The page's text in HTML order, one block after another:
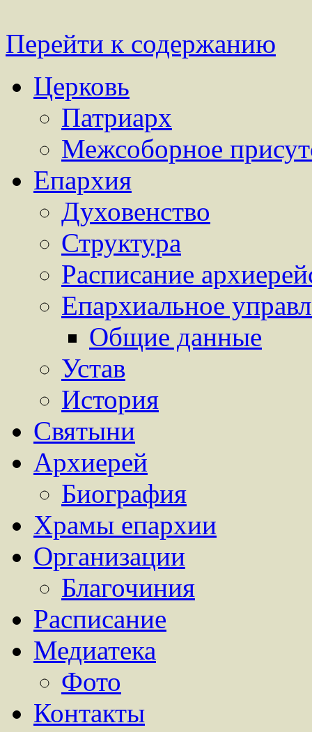
Перейти к содержанию
Церковь
Патриарх
Межсоборное
Епархия
Духовенство
Структура
Расписание
Епархиальное
Общие данные
Устав
История
Святыни
Архиерей
Биография
Храмы епархии
Организации
Благочиния
Расписание
Медиатека
Фото
Контакты